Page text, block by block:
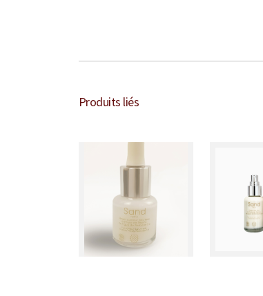
Produits liés